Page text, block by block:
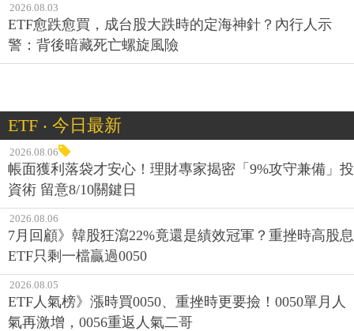
2026.08.03
ETF愈跌愈買，成台股大跌時的定海神針？內行人示
警：背後暗藏死亡螺旋風險
ETF ‧ 今日最新
2026.08.06
帳面獲利落袋才安心！理財專家揭密「9%攻守兼備」投
資術 留意8/10關鍵日
2026.08.06
7月回顧》韓股狂瀉22%竟還是績效冠軍？重挫時高股息
ETF只剩一檔贏過0050
2026.08.05
ETF人氣榜》漲時買0050、重挫時更要撿！0050單月人
氣再激增，0056重返人氣二哥